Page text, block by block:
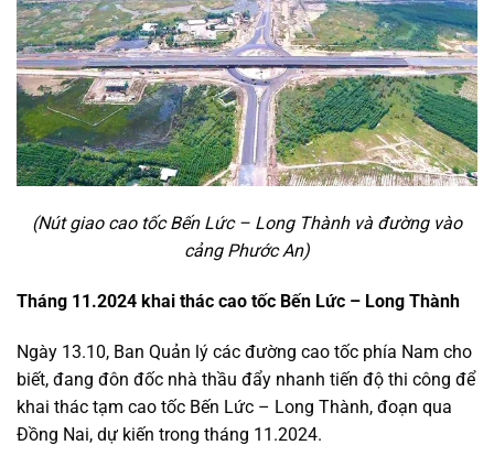
(Nút giao cao tốc Bến Lức – Long Thành và đường vào
cảng Phước An)
Tháng 11.2024 khai thác cao tốc Bến Lức – Long Thành
Ngày 13.10, Ban Quản lý các đường cao tốc phía Nam cho
biết, đang đôn đốc nhà thầu đẩy nhanh tiến độ thi công để
khai thác tạm cao tốc Bến Lức – Long Thành, đoạn qua
Đồng Nai, dự kiến trong tháng 11.2024.